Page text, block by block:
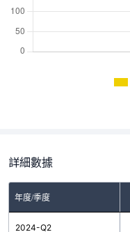
詳細數據
年度/季度
2024-Q2